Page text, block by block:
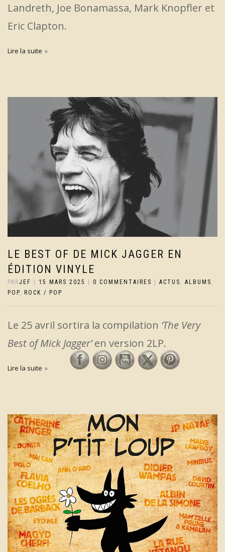
Landreth, Joe Bonamassa, Mark Knopfler et
Eric Clapton.
Lire la suite
LE BEST OF DE MICK JAGGER EN
ÉDITION VINYLE
PARJEF 15 MARS 2025 0 COMMENTAIRES ACTUS , ALBUMS ,
POP, ROCK / POP
Le 25 avril sortira la compilation ‘The Very
Best of Mick Jagger’en version 2LP.
Lire la suite